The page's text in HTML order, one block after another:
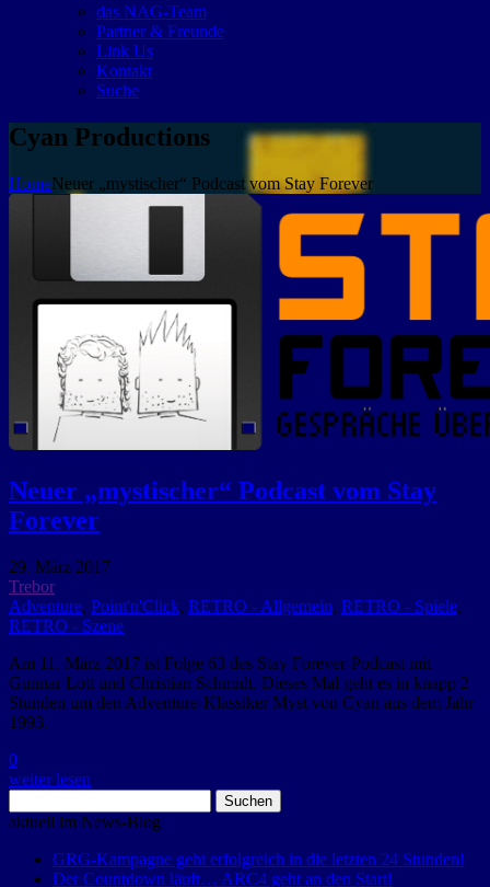
das NAG-Team
Partner & Freunde
Link Us
Kontakt
Suche
Cyan Productions
HomeNeuer „mystischer“ Podcast vom Stay Forever
Neuer „mystischer“ Podcast vom Stay
Forever
29. März 2017
Trebor
Adventure, Point'n'Click, RETRO - Allgemein, RETRO - Spiele,
RETRO - Szene
Am 11. März 2017 ist Folge 63 des Stay Forever-Podcast mit
Gunnar Lott und Christian Schmidt. Dieses Mal geht es in knapp 2
Stunden um den Adventure-Klassiker Myst von Cyan aus dem Jahr
1993.
0
weiter lesen
nach:
aktuell im News-Blog
GRG-Kampagne geht erfolgreich in die letzten 24 Stunden!
Der Countdown läuft… ARC4 geht an den Start!